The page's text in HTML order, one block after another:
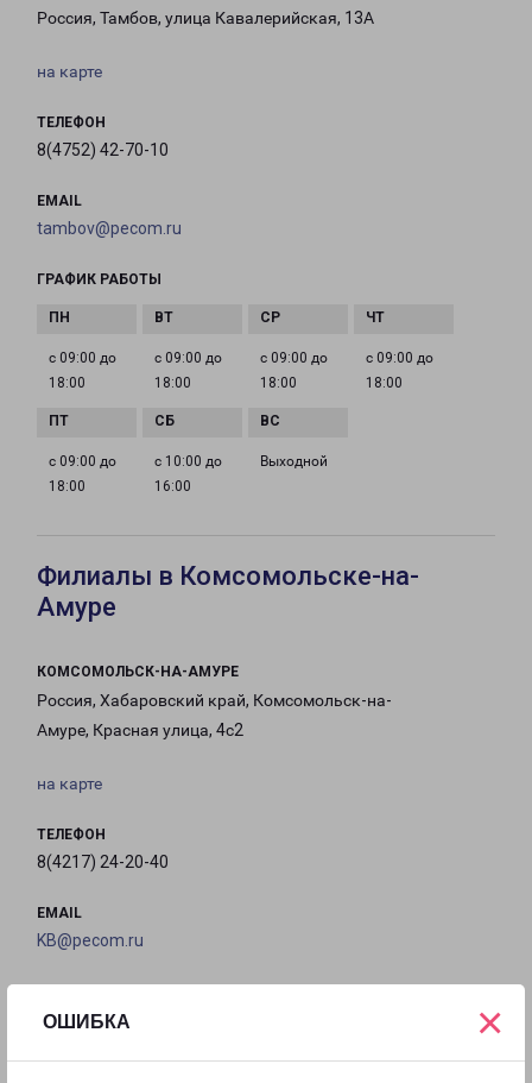
ОШИБКА ×
Россия, Тамбов, улица Кавалерийская, 13А
на карте
ТЕЛЕФОН
8(4752) 42-70-10
EMAIL
tambov@pecom.ru
ГРАФИК РАБОТЫ
с 09:00 до
18:00
с 09:00 до
18:00
с 09:00 до
18:00
с 09:00 до
18:00
с 09:00 до
18:00
с 10:00 до
16:00
Выходной
Филиалы в Комсомольске-на-
Амуре
КОМСОМОЛЬСК-НА-АМУРЕ
Россия, Хабаровский край, Комсомольск-на-
Амуре, Красная улица, 4с2
на карте
ТЕЛЕФОН
8(4217) 24-20-40
EMAIL
KB@pecom.ru